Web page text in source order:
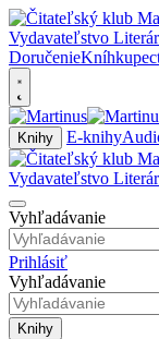
Doručenie
Knihy E-knihy
Vyhľadávanie
Prihlásiť
Vyhľadávanie
Knihy